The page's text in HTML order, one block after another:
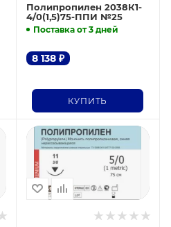
Полипропилен 2038К1-
4/0(1,5)75-ППИ №25
Поставка от 3 дней
8 138₽
КУПИТЬ